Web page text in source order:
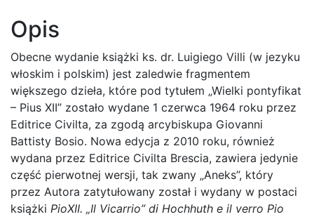
Opis
Obecne wydanie książki ks. dr. Luigiego Villi (w jezyku
włoskim i polskim) jest zaledwie fragmentem
większego dzieła, które pod tytułem „Wielki pontyfikat
– Pius XII” zostało wydane 1 czerwca 1964 roku przez
Editrice Civilta, za zgodą arcybiskupa Giovanni
Battisty Bosio. Nowa edycja z 2010 roku, również
wydana przez Editrice Civilta Brescia, zawiera jedynie
część pierwotnej wersji, tak zwany „Aneks”, który
przez Autora zatytułowany został i wydany w postaci
książki PioXII. „Il Vicarrio” di Hochhuth e il verro Pio